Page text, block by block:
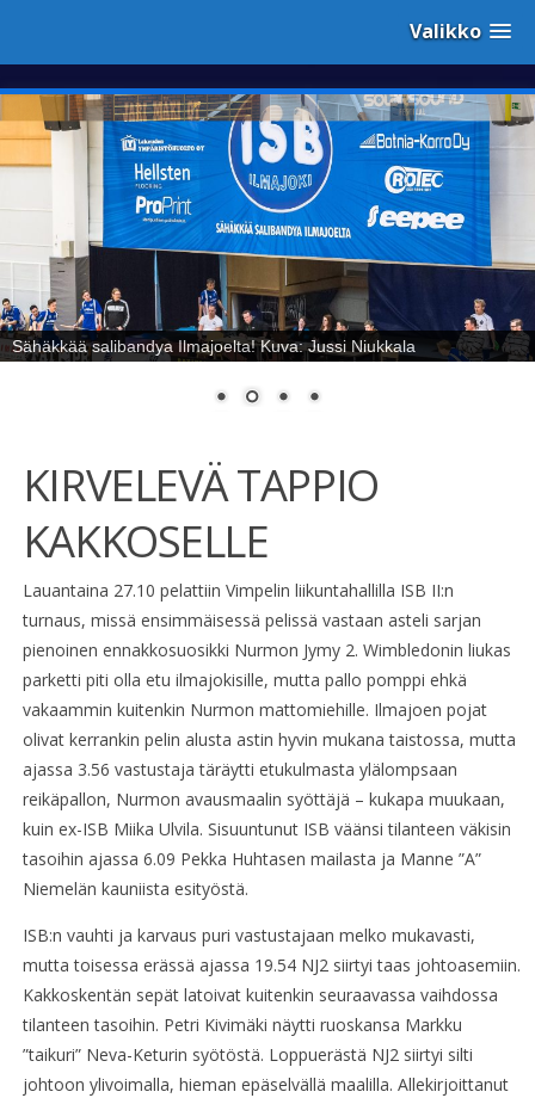
Valikko
Sähäkkää salibandya Ilmajoelta! Kuva: Jussi Niukkala
KIRVELEVÄ TAPPIO
KAKKOSELLE
Lauantaina 27.10 pelattiin Vimpelin liikuntahallilla ISB II:n
turnaus, missä ensimmäisessä pelissä vastaan asteli sarjan
pienoinen ennakkosuosikki Nurmon Jymy 2. Wimbledonin liukas
parketti piti olla etu ilmajokisille, mutta pallo pomppi ehkä
vakaammin kuitenkin Nurmon mattomiehille. Ilmajoen pojat
olivat kerrankin pelin alusta astin hyvin mukana taistossa, mutta
ajassa 3.56 vastustaja täräytti etukulmasta ylälompsaan
reikäpallon, Nurmon avausmaalin syöttäjä – kukapa muukaan,
kuin ex-ISB Miika Ulvila. Sisuuntunut ISB väänsi tilanteen väkisin
tasoihin ajassa 6.09 Pekka Huhtasen mailasta ja Manne ”A”
Niemelän kauniista esityöstä.
ISB:n vauhti ja karvaus puri vastustajaan melko mukavasti,
mutta toisessa erässä ajassa 19.54 NJ2 siirtyi taas johtoasemiin.
Kakkoskentän sepät latoivat kuitenkin seuraavassa vaihdossa
tilanteen tasoihin. Petri Kivimäki näytti ruoskansa Markku
”taikuri” Neva-Keturin syötöstä. Loppuerästä NJ2 siirtyi silti
johtoon ylivoimalla, hieman epäselvällä maalilla. Allekirjoittanut